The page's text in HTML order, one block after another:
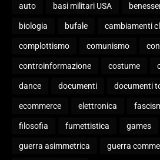
auto basi militari USA
biologia bufale cambiamenti
complottismo comunismo
controinformazione costume
dance documenti documenti
ecommerce elettronica
filosofia fumettistica games
guerra asimmetrica guerra